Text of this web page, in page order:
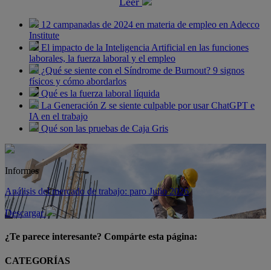
12 campanadas de 2024 en materia de empleo en Adecco
Institute
El impacto de la Inteligencia Artificial en las funciones
laborales, la fuerza laboral y el empleo
¿Qué se siente con el Síndrome de Burnout? 9 signos
físicos y cómo abordarlos
Qué es la fuerza laboral líquida
La Generación Z se siente culpable por usar ChatGPT e
IA en el trabajo
Qué son las pruebas de Caja Gris
Informes
Análisis del mercado de trabajo: paro Julio 2026
Descargar
¿Te parece interesante? Compárte esta página:
CATEGORÍAS